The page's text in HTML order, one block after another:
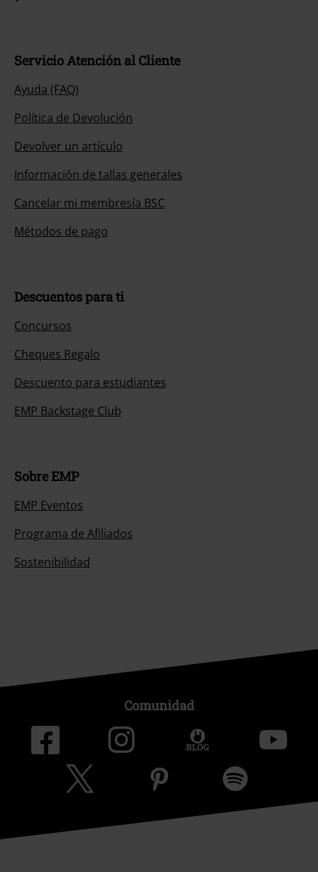
Servicio Atención al Cliente
Ayuda (FAQ)
Política de Devolución
Devolver un artículo
Información de tallas generales
Cancelar mi membresía BSC
Métodos de pago
Descuentos para ti
Concursos
Cheques Regalo
Descuento para estudiantes
EMP Backstage Club
Sobre EMP
EMP Eventos
Programa de Afiliados
Sostenibilidad
Comunidad